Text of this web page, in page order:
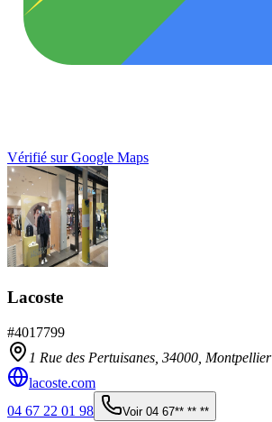
Vérifié sur Google Maps
Lacoste
#4017799
1 Rue des Pertuisanes, 34000 Montpellier
lacoste.com
04 67 22 01 98
Voir 04 67** ** **